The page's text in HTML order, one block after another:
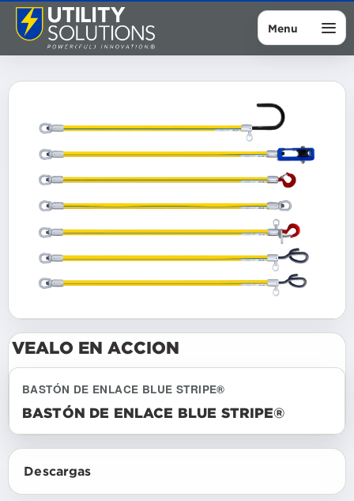
Menu
VEALO EN ACCION
BASTÓN DE ENLACE BLUE STRIPE®
BASTÓN DE ENLACE BLUE STRIPE®
Descargas